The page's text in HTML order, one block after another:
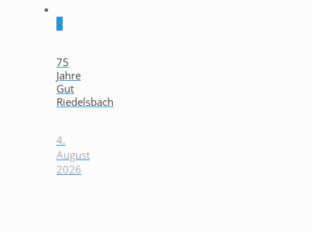
75
Jahre
Gut
Riedelsbach
4.
August
2026